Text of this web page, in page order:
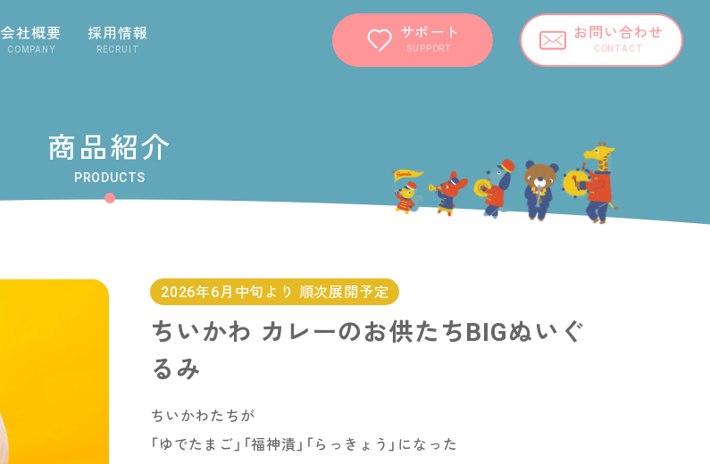
会社概要
COMPANY
採用情報
RECRUIT
サポート
SUPPORT
お問い合わせ
CONTACT
商品紹介
PRODUCTS
2026年6月中旬より 順次展開予定
ちいかわ カレーのお供たちBIGぬいぐ
るみ
ちいかわたちが
「ゆでたまご」「福神漬」「らっきょう」になった